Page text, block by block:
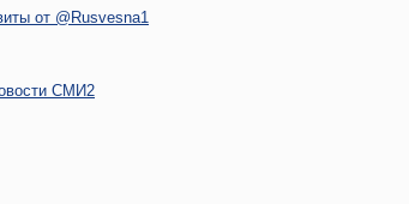
от @Rusvesna1
СМИ2